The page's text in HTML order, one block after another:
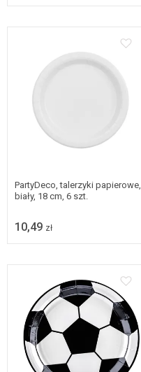
PartyDeco, talerzyki papierowe,
biały, 18 cm, 6 szt.
10,49 zł